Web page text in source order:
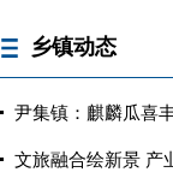
乡镇动态
尹集镇：麒麟瓜喜
文旅融合绘新景 产